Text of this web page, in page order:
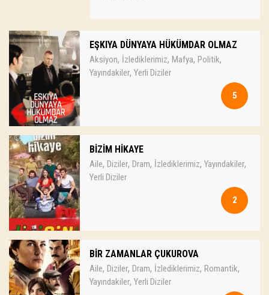
EŞKIYA DÜNYAYA HÜKÜMDAR OLMAZ
Aksiyon, İzlediklerimiz, Mafya, Politik,
Yayındakiler, Yerli Diziler
5
BİZİM HİKAYE
Aile, Diziler, Dram, İzlediklerimiz, Yayındakiler,
Yerli Diziler
2
BİR ZAMANLAR ÇUKUROVA
Aile, Diziler, Dram, İzlediklerimiz, Romantik,
Yayındakiler, Yerli Diziler